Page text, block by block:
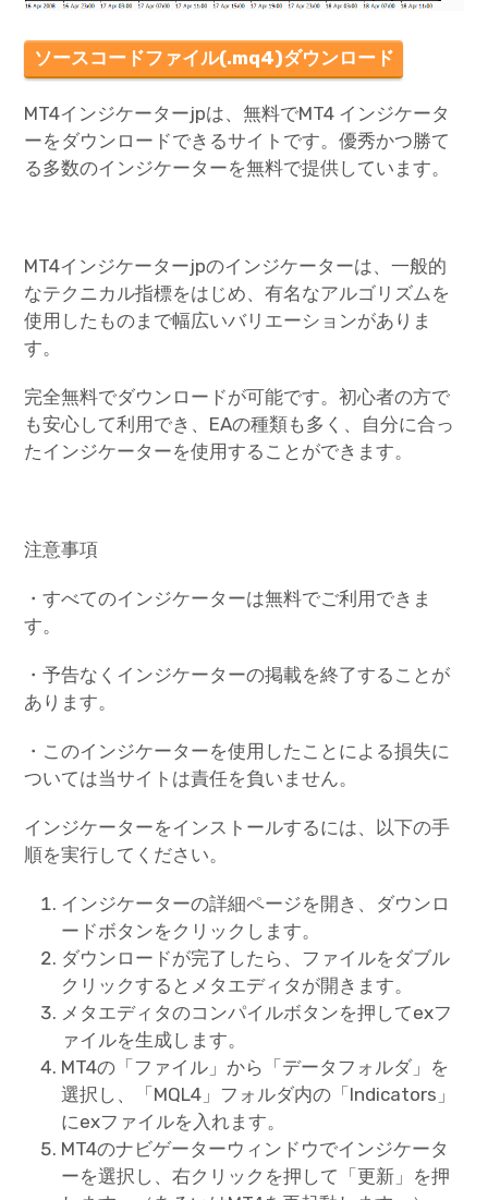
ソースコードファイル(.mq4)ダウンロード
MT4インジケーターjpは、無料でMT4 インジケータ
ーをダウンロードできるサイトです。優秀かつ勝て
る多数のインジケーターを無料で提供しています。
MT4インジケーターjpのインジケーターは、一般的
なテクニカル指標をはじめ、有名なアルゴリズムを
使用したものまで幅広いバリエーションがありま
す。
完全無料でダウンロードが可能です。初心者の方で
も安心して利用でき、EAの種類も多く、自分に合っ
たインジケーターを使用することができます。
注意事項
・すべてのインジケーターは無料でご利用できま
す。
・予告なくインジケーターの掲載を終了することが
あります。
・このインジケーターを使用したことによる損失に
ついては当サイトは責任を負いません。
インジケーターをインストールするには、以下の手
順を実行してください。
インジケーターの詳細ページを開き、ダウンロ
ードボタンをクリックします。
ダウンロードが完了したら、ファイルをダブル
クリックするとメタエディタが開きます。
メタエディタのコンパイルボタンを押してexフ
ァイルを生成します。
MT4の「ファイル」から「データフォルダ」を
選択し、「MQL4」フォルダ内の「Indicators」
にexファイルを入れます。
MT4のナビゲーターウィンドウでインジケータ
ーを選択し、右クリックを押して「更新」を押